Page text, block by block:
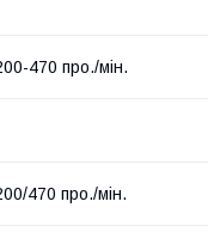
470 про./мін.
470 про./мін.